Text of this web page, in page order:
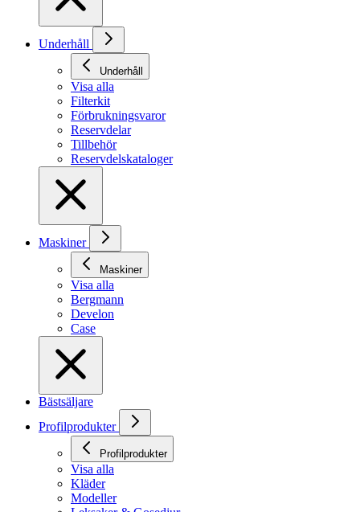
Underhåll
Underhåll
Visa alla
Filterkit
Förbrukningsvaror
Reservdelar
Tillbehör
Reservdelskataloger
Maskiner
Maskiner
Visa alla
Bergmann
Develon
Case
Bästsäljare
Profilprodukter
Profilprodukter
Visa alla
Kläder
Modeller